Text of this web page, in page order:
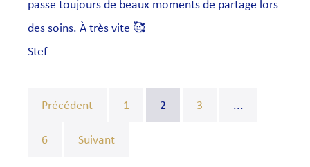
passe toujours de beaux moments de partage lors
des soins. À très vite 🥰
Stef
Précédent 1 2 3 ...
6 Suivant